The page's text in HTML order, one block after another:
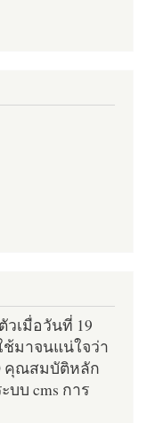
วเมื่อวันที่ 19
ช้มาจนแน่ใจว่า
คุณสมบัติหลัก
บบ cms การ